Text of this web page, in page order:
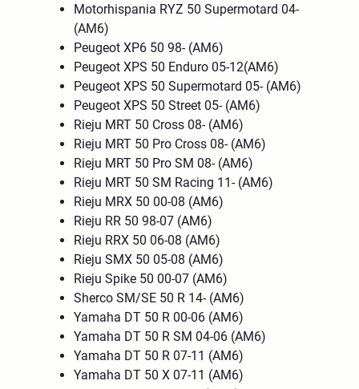
Motorhispania RYZ 50 Supermotard 04-
(AM6)
Peugeot XP6 50 98- (AM6)
Peugeot XPS 50 Enduro 05-12(AM6)
Peugeot XPS 50 Supermotard 05- (AM6)
Peugeot XPS 50 Street 05- (AM6)
Rieju MRT 50 Cross 08- (AM6)
Rieju MRT 50 Pro Cross 08- (AM6)
Rieju MRT 50 Pro SM 08- (AM6)
Rieju MRT 50 SM Racing 11- (AM6)
Rieju MRX 50 00-08 (AM6)
Rieju RR 50 98-07 (AM6)
Rieju RRX 50 06-08 (AM6)
Rieju SMX 50 05-08 (AM6)
Rieju Spike 50 00-07 (AM6)
Sherco SM/SE 50 R 14- (AM6)
Yamaha DT 50 R 00-06 (AM6)
Yamaha DT 50 R SM 04-06 (AM6)
Yamaha DT 50 R 07-11 (AM6)
Yamaha DT 50 X 07-11 (AM6)